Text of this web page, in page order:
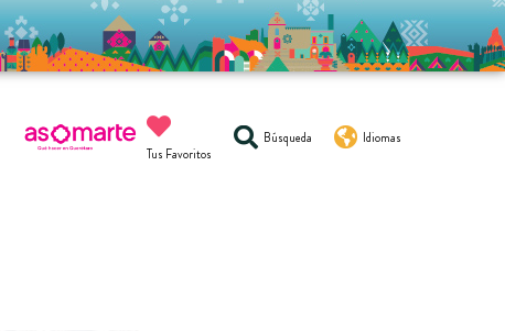
Tus Favoritos
Búsqueda Idiomas